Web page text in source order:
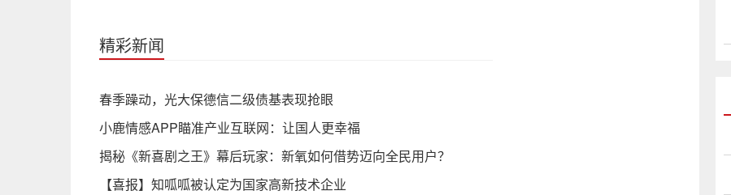
精彩新闻
春季躁动，光大保德信二级债基表现抢眼
小鹿情感APP瞄准产业互联网：让国人更幸福
揭秘《新喜剧之王》幕后玩家：新氧如何借势迈向全民用户？
【喜报】知呱呱被认定为国家高新技术企业